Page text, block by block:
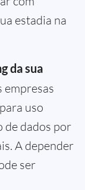
estadia na
da sua
empresas
uso
de dados por
A depender
ser